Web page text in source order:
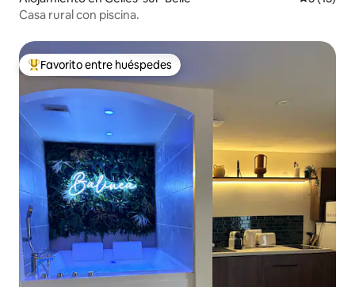
Casa rural con piscina.
Favorito entre huéspedes preferido
Favorito entre huéspedes